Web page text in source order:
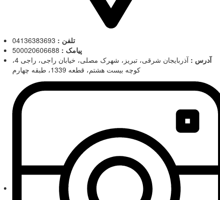
تلفن :
پیامک :
آدرس :
آذربایجان شرقی، تبریز، شهرک مصلی، خیابان راجی، راجی 4،
کوچه بیست هشتم، قطعه 1339، طبقه چهارم